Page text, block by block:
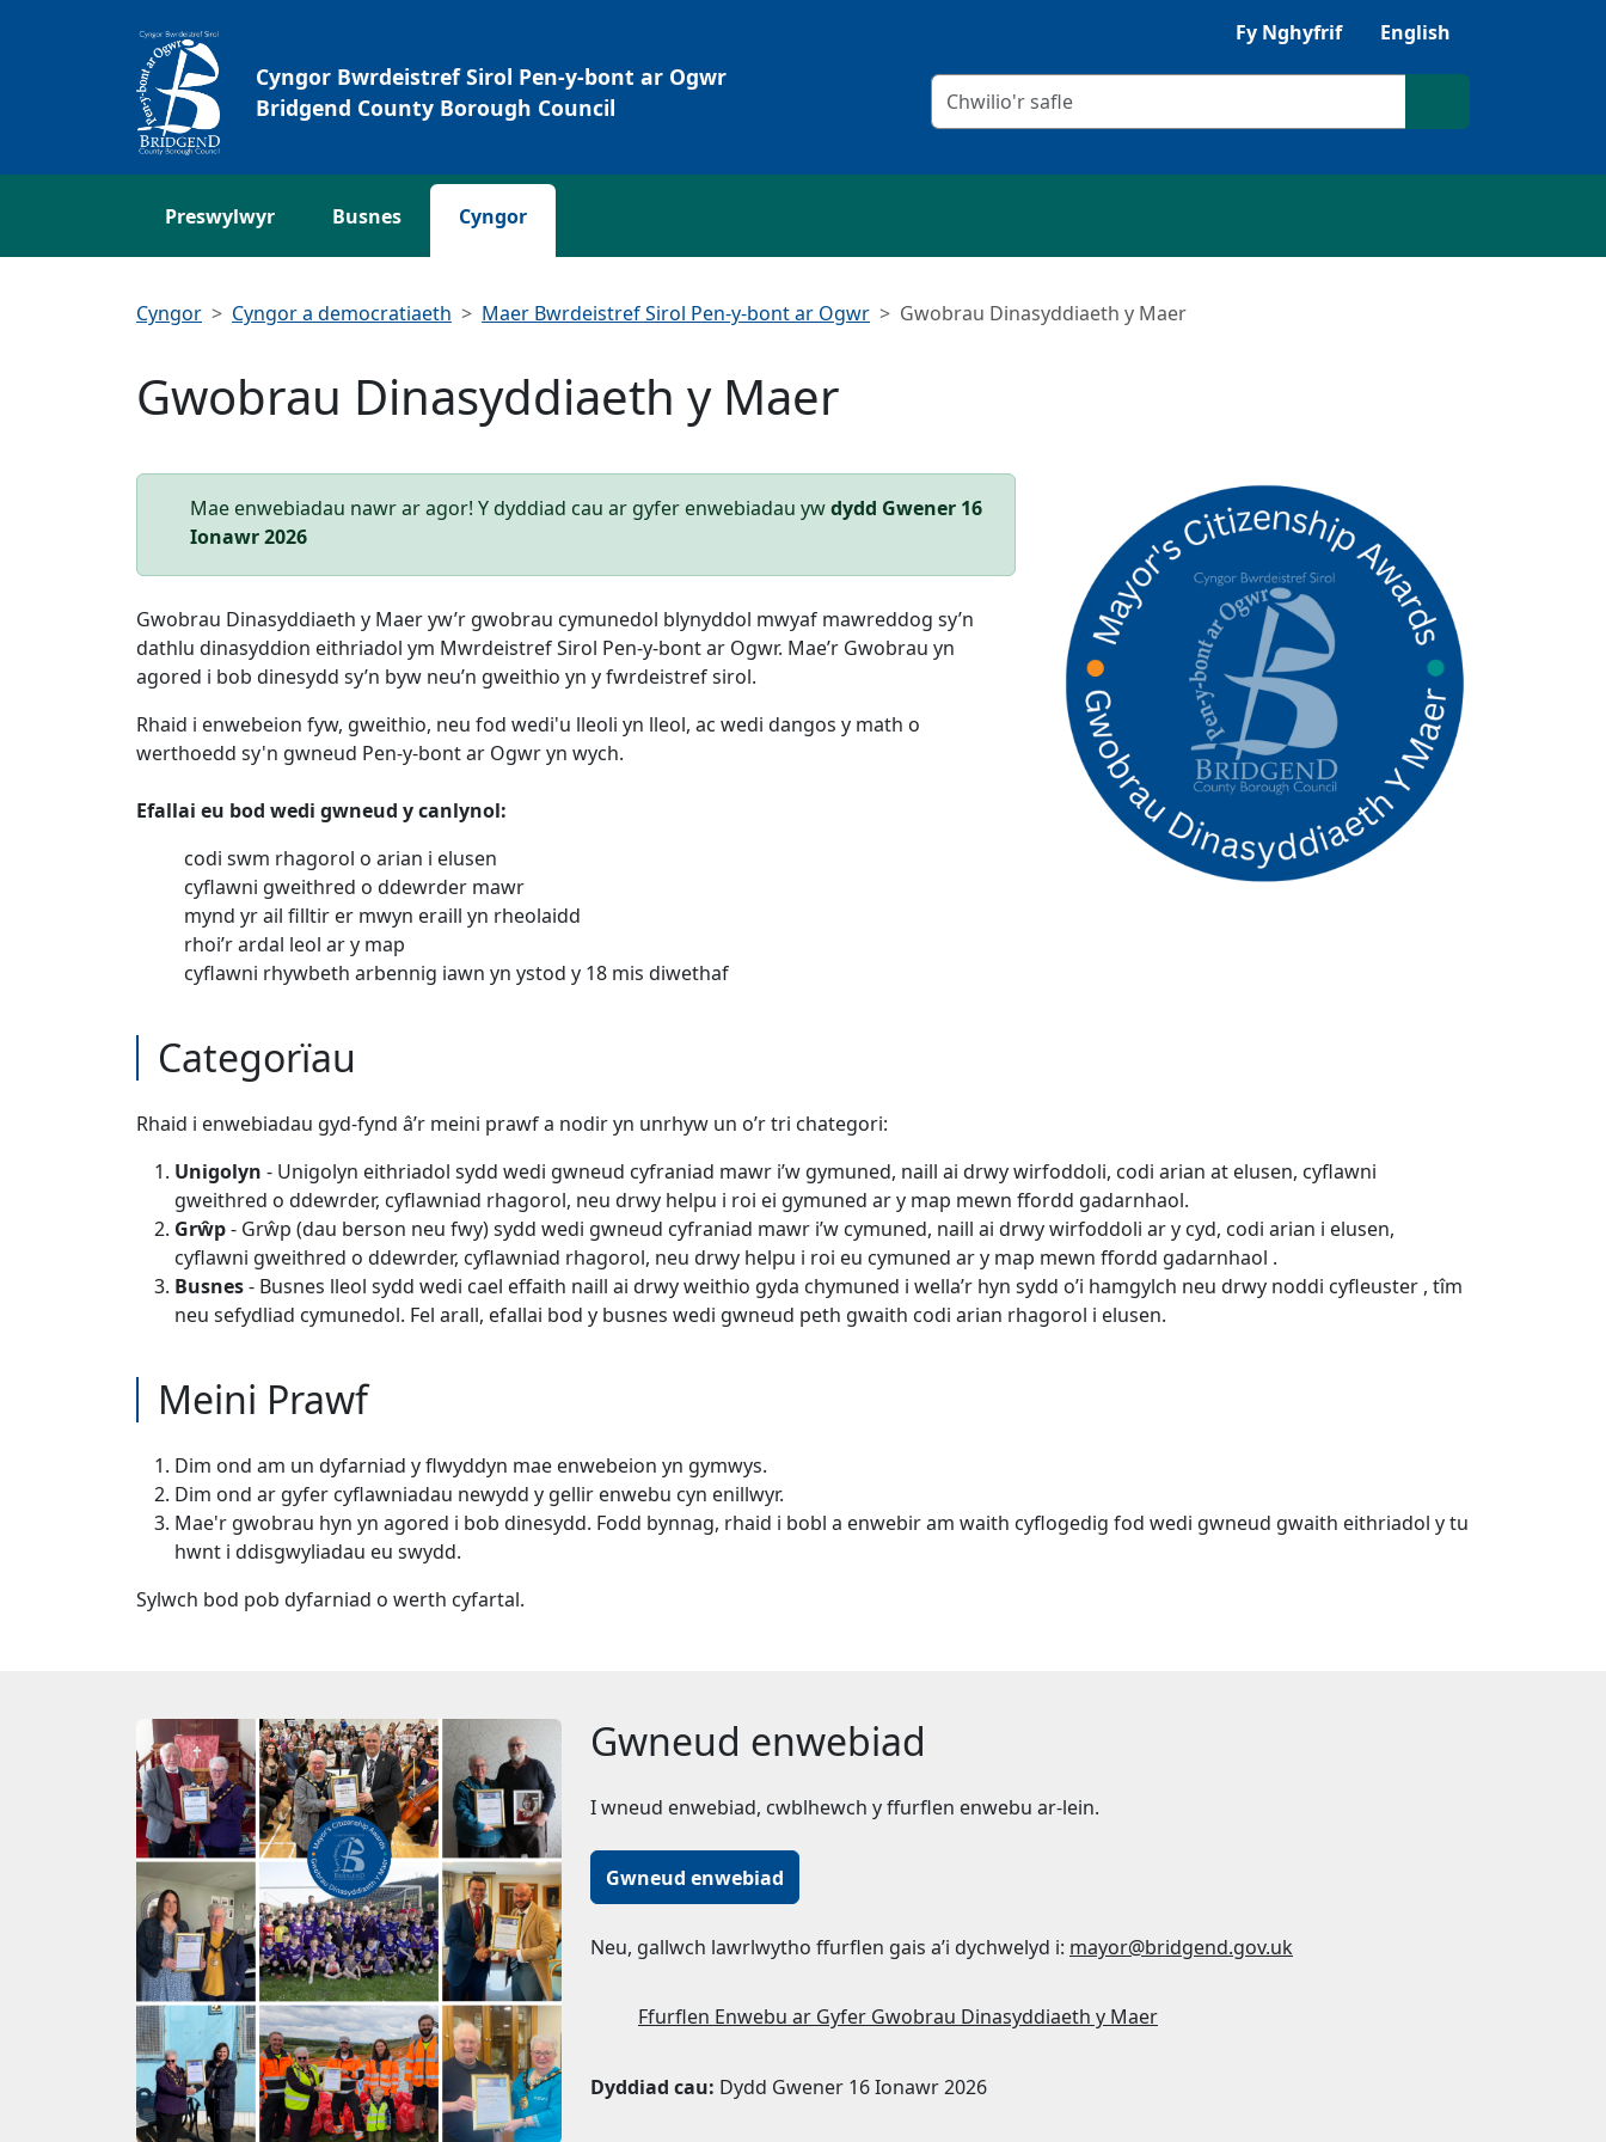
Gwrandewch gyda Browsealoud
Fy Nghyfrif English
Cyngor Bwrdeistref Sirol Pen-y-bont ar Ogwr
Bridgend County Borough Council
Meini prawf chwilio
Chwilio'r safle
Preswylwyr Busnes Cyngor
Cyngor Cyngor a democratiaeth Maer Bwrdeistref Sirol Pen-y-bont ar Ogwr Gwobrau Dinasyddiaeth y Maer
Gwobrau Dinasyddiaeth y Maer
Mae enwebiadau nawr ar agor! Y dyddiad cau ar gyfer enwebiadau ywdydd Gwener 16
Ionawr 2026
Gwobrau Dinasyddiaeth y Maer yw’r gwobrau cymunedol blynyddol mwyaf mawreddog sy’n
dathlu dinasyddion eithriadol ym Mwrdeistref Sirol Pen-y-bont ar Ogwr. Mae’r Gwobrau yn
agored i bob dinesydd sy’n byw neu’n gweithio yn y fwrdeistref sirol.
Rhaid i enwebeion fyw, gweithio, neu fod wedi'u lleoli yn lleol, ac wedi dangos y math o
werthoedd sy'n gwneud Pen-y-bont ar Ogwr yn wych.
Efallai eu bod wedi gwneud y canlynol:
codi swm rhagorol o arian i elusen
cyflawni gweithred o ddewrder mawr
mynd yr ail filltir er mwyn eraill yn rheolaidd
rhoi’r ardal leol ar y map
cyflawni rhywbeth arbennig iawn yn ystod y 18 mis diwethaf
Categorïau
Rhaid i enwebiadau gyd-fynd â’r meini prawf a nodir yn unrhyw un o’r tri chategori:
Unigolyn - Unigolyn eithriadol sydd wedi gwneud cyfraniad mawr i’w gymuned, naill ai drwy wirfoddoli, codi arian at elusen, cyflawni
gweithred o ddewrder, cyflawniad rhagorol, neu drwy helpu i roi ei gymuned ar y map mewn ffordd gadarnhaol.
Grŵp- Grŵp (dau berson neu fwy) sydd wedi gwneud cyfraniad mawr i’w cymuned, naill ai drwy wirfoddoli ar y cyd, codi arian i elusen,
cyflawni gweithred o ddewrder, cyflawniad rhagorol, neu drwy helpu i roi eu cymuned ar y map mewn ffordd gadarnhaol .
Busnes- Busnes lleol sydd wedi cael effaith naill ai drwy weithio gyda chymuned i wella’r hyn sydd o’i hamgylch neu drwy noddi cyfleuster , tîm
neu sefydliad cymunedol. Fel arall, efallai bod y busnes wedi gwneud peth gwaith codi arian rhagorol i elusen.
Meini Prawf
Dim ond am un dyfarniad y flwyddyn mae enwebeion yn gymwys.
Dim ond ar gyfer cyflawniadau newydd y gellir enwebu cyn enillwyr.
Mae'r gwobrau hyn yn agored i bob dinesydd. Fodd bynnag, rhaid i bobl a enwebir am waith cyflogedig fod wedi gwneud gwaith eithriadol y tu
hwnt i ddisgwyliadau eu swydd.
Sylwch bod pob dyfarniad o werth cyfartal.
Gwneud enwebiad
I wneud enwebiad, cwblhewch y ffurflen enwebu ar-lein.
Gwneud enwebiad
Neu, gallwch lawrlwytho ffurflen gais a’i dychwelyd i: mayor@bridgend.gov.uk
Ffurflen Enwebu ar Gyfer Gwobrau Dinasyddiaeth y Maer
Dyddiad cau: Dydd Gwener 16 Ionawr 2026